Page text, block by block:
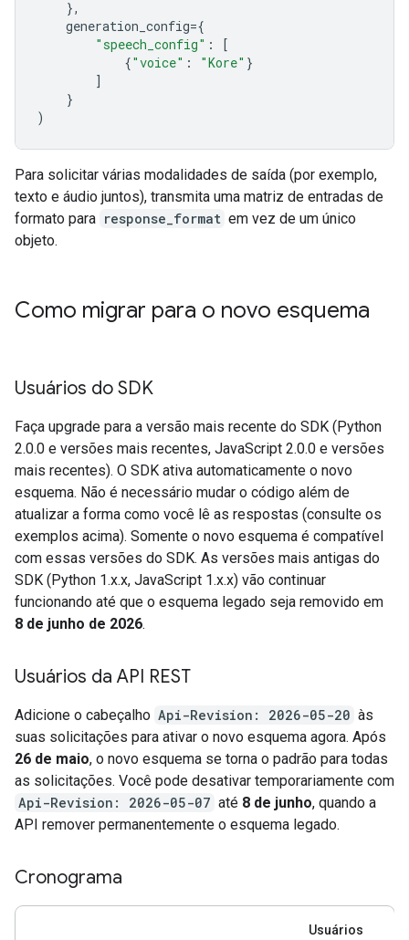
},
generation_config={
"speech_config" :
[
{"voice" : "Kore" }
]
}
)
Para solicitar várias modalidades de saída (por exemplo,
texto e áudio juntos), transmita uma matriz de entradas de
formato para response_format em vez de um único
objeto.
Como migrar para o novo esquema
Usuários do SDK
Faça upgrade para a versão mais recente do SDK (Python
2.0.0 e versões mais recentes, JavaScript 2.0.0 e versões
mais recentes). O SDK ativa automaticamente o novo
esquema. Não é necessário mudar o código além de
atualizar a forma como você lê as respostas (consulte os
exemplos acima). Somente o novo esquema é compatível
com essas versões do SDK. As versões mais antigas do
SDK (Python 1.x.x, JavaScript 1.x.x) vão continuar
funcionando até que o esquema legado seja removido em
8 de junho de 2026.
Usuários da API REST
Adicione o cabeçalho Api-Revision: 2026-05-20 às
suas solicitações para ativar o novo esquema agora. Após
26 de maio, o novo esquema se torna o padrão para todas
as solicitações. Você pode desativar temporariamente com
Api-Revision: 2026-05-07 até 8 de junho, quando a
API remover permanentemente o esquema legado.
Cronograma
Usuários